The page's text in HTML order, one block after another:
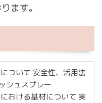
ます。
ついて 安全性、活用法
シュスプレー
おける基材について 実